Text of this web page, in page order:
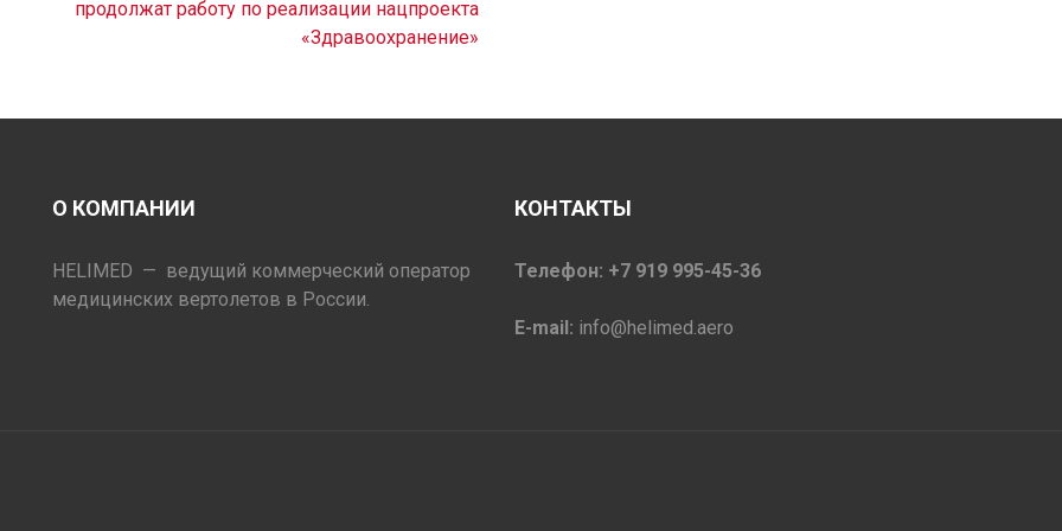
продолжат работу по реализации нацпроекта
«Здравоохранение»
О КОМПАНИИ
HELIMED — ведущий коммерческий оператор
медицинских вертолетов в России.
КОНТАКТЫ
Телефон: +7 919 995-45-36
E-mail: info@helimed.aero